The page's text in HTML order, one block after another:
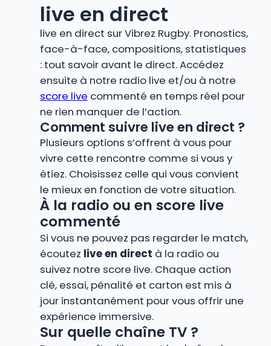
live en direct
live en direct sur Vibrez Rugby. Pronostics,
face-à-face, compositions, statistiques
: tout savoir avant le direct. Accédez
ensuite à notre radio live et/ou à notre
score live commenté en temps réel pour
ne rien manquer de l’action.
Comment suivre live en direct ?
Plusieurs options s’offrent à vous pour
vivre cette rencontre comme si vous y
étiez. Choisissez celle qui vous convient
le mieux en fonction de votre situation.
À la radio ou en score live
commenté
Si vous ne pouvez pas regarder le match,
écoutez live en direct à la radio ou
suivez notre score live. Chaque action
clé, essai, pénalité et carton est mis à
jour instantanément pour vous offrir une
expérience immersive.
Sur quelle chaîne TV ?